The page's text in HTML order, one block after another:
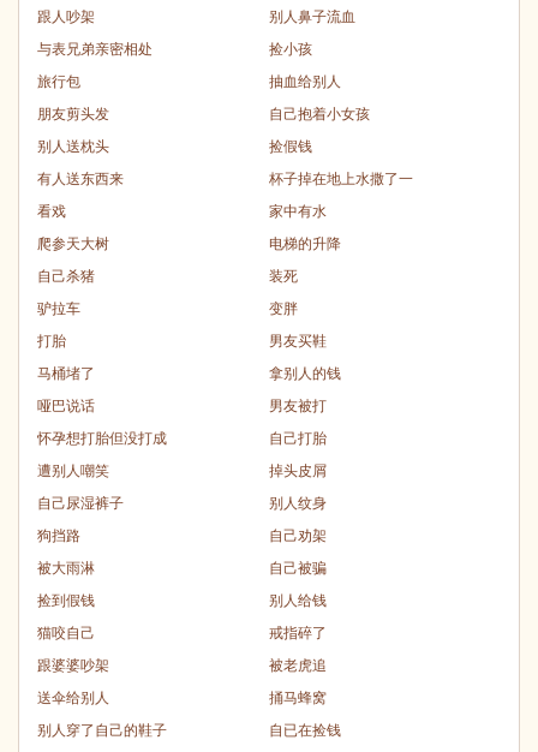
跟人吵架
别人鼻子流血
与表兄弟亲密相处
捡小孩
旅行包
抽血给别人
朋友剪头发
自己抱着小女孩
别人送枕头
捡假钱
有人送东西来
杯子掉在地上水撒了一
看戏
家中有水
爬参天大树
电梯的升降
自己杀猪
装死
驴拉车
变胖
打胎
男友买鞋
马桶堵了
拿别人的钱
哑巴说话
男友被打
怀孕想打胎但没打成
自己打胎
遭别人嘲笑
掉头皮屑
自己尿湿裤子
别人纹身
狗挡路
自己劝架
被大雨淋
自己被骗
捡到假钱
别人给钱
猫咬自己
戒指碎了
跟婆婆吵架
被老虎追
送伞给别人
捅马蜂窝
别人穿了自己的鞋子
自已在捡钱